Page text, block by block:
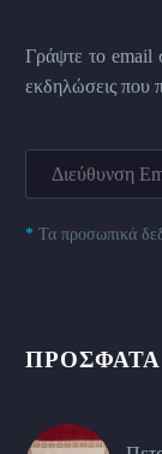
Γράψτε το email
εκδηλώσεις που
* Τα προσωπικά